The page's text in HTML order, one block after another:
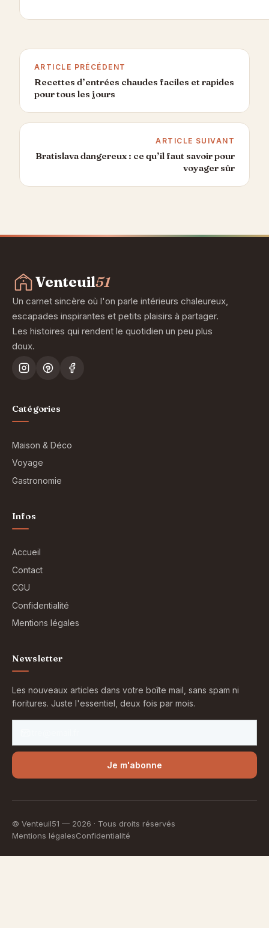
ARTICLE PRÉCÉDENT
Recettes d’entrées chaudes faciles et rapides
pour tous les jours
ARTICLE SUIVANT
Bratislava dangereux : ce qu’il faut savoir pour
voyager sûr
contenuVenteuil51
Un carnet sincère où l'on parle intérieurs chaleureux,
escapades inspirantes et petits plaisirs à partager.
Les histoires qui rendent le quotidien un peu plus
doux.
Catégories
Maison & Déco
Voyage
Gastronomie
Infos
Accueil
Contact
CGU
Confidentialité
Mentions légales
Newsletter
Les nouveaux articles dans votre boîte mail, sans spam ni
fioritures. Juste l'essentiel, deux fois par mois.
Je m'abonne
© Venteuil51 — 2026 · Tous droits réservés
Mentions légalesConfidentialité